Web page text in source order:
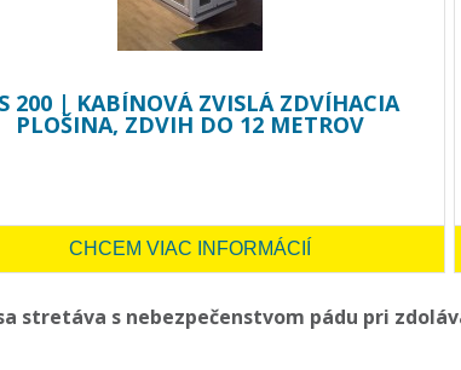
200 | KABÍNOVÁ ZVISLÁ ZDVÍHACIA
PLOŠINA, ZDVIH DO 12 METROV
CHCEM VIAC INFORMÁCIÍ
stretáva s nebezpečenstvom pádu pri